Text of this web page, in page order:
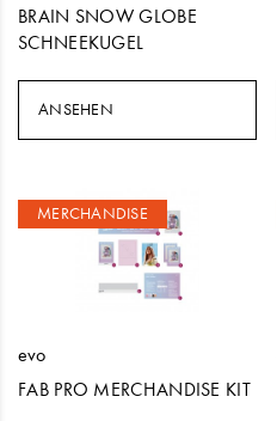
BRAIN SNOW GLOBE
SCHNEEKUGEL
ANSEHEN
MERCHANDISE
evo
FAB PRO MERCHANDISE KIT